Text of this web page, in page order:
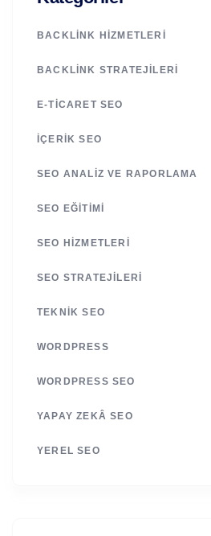
BACKLINK HIZMETLERI
BACKLINK STRATEJILERI
E-TICARET SEO
İÇERIK SEO
SEO ANALIZ VE RAPORLAMA
SEO EĞITIMI
SEO HIZMETLERI
SEO STRATEJILERI
TEKNIK SEO
WORDPRESS
WORDPRESS SEO
YAPAY ZEKÂ SEO
YEREL SEO